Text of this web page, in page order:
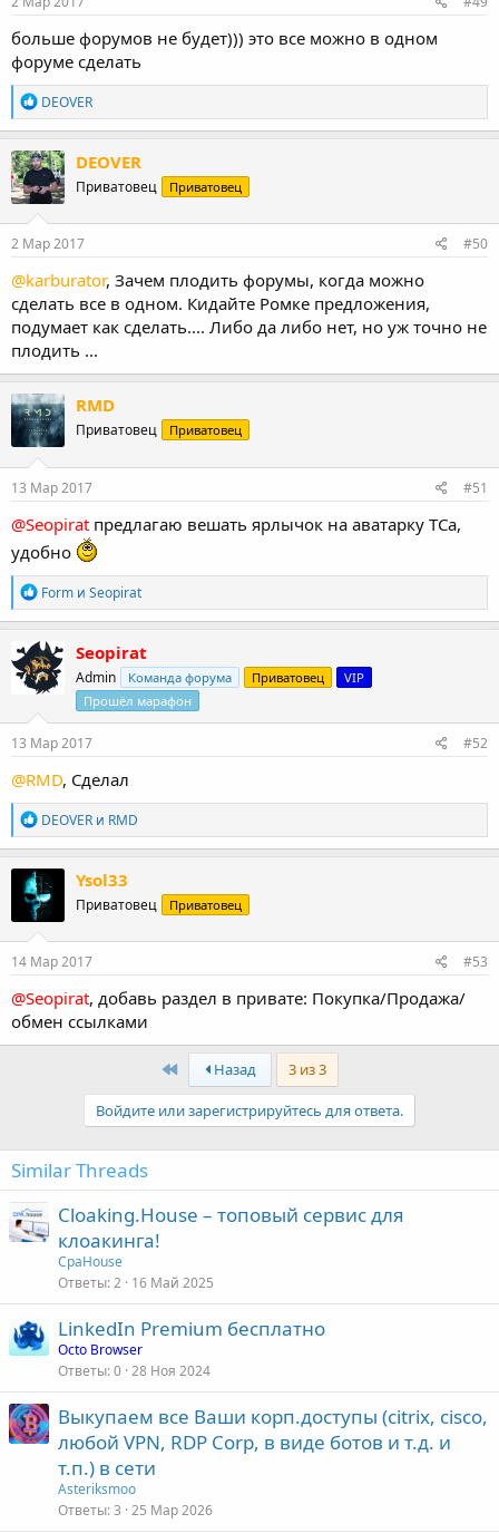
больше форумов не будет))) это все можно в одном
форуме сделать
Р
е
а
к
ц
и
и
:
DEOVER
DEOVER
Приватовец Приватовец
2 Мар 2017 #50
@karburator, Зачем плодить форумы, когда можно
сделать все в одном. Кидайте Ромке предложения,
подумает как сделать.... Либо да либо нет, но уж точно не
плодить ...
RMD
Приватовец Приватовец
13 Мар 2017 #51
@Seopirat предлагаю вешать ярлычок на аватарку ТСа,
удобно
Р
е
а
к
ц
и
и
:
Form и Seopirat
Seopirat
Admin Команда форума Приватовец
VIP
Прошёл марафон
13 Мар 2017 #52
@RMD, Сделал
Р
е
а
к
ц
и
и
:
DEOVER и RMD
Ysol33
Приватовец Приватовец
14 Мар 2017 #53
@Seopirat, добавь раздел в привате: Покупка/Продажа/
обмен ссылками
First Назад 3 из 3
Войдите или зарегистрируйтесь для ответа.
Similar Threads
Cloaking.House – топовый сервис для
клоакинга!
СpaHouse
Ответы 2 16 Май 2025
LinkedIn Premium бесплатно
Octo Browser
Ответы 0 28 Ноя 2024
Выкупаем все Ваши корп.доступы (citrix, cisco,
любой VPN, RDP Corp, в виде ботов и т.д. и
т.п.) в сети
Asteriksmoo
Ответы 3 25 Мар 2026